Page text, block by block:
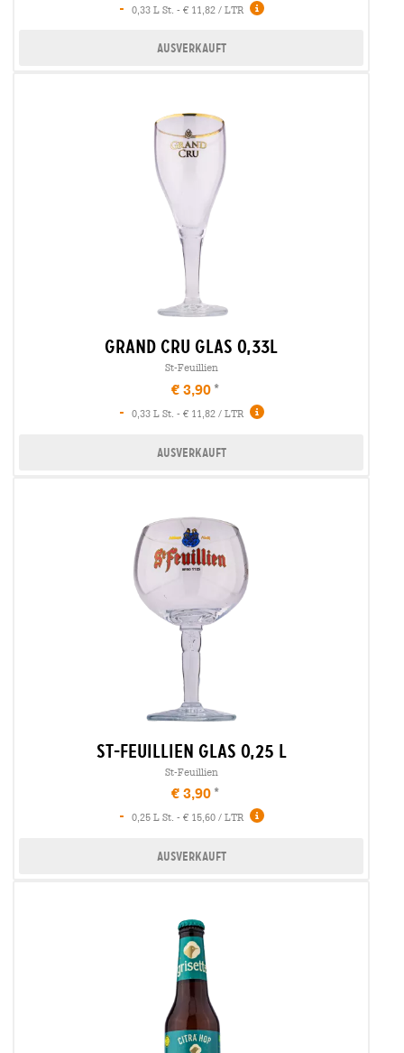
-
0,33 L St. - € 11,82 / LTR
Ausverkauft
grand cru glas 0,33l
St-Feuillien
€ 3,90
-
0,33 L St. - € 11,82 / LTR
Ausverkauft
st-feuillien glas 0,25 l
St-Feuillien
€ 3,90
-
0,25 L St. - € 15,60 / LTR
Ausverkauft